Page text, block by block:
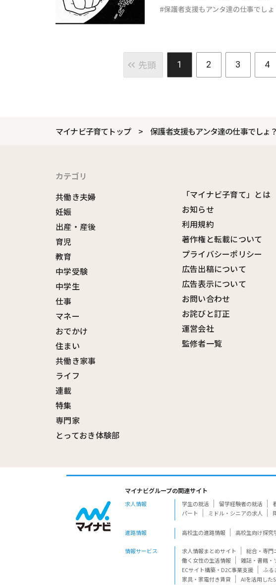
保護者支援もアンタ達の仕事でしょ
先頭 1 2 3 4
マイナビ子育てトップ 保護者支援もアンタ達の仕事でしょ？
カテゴリ
共働き夫婦
妊娠
出産・産後
育児
教育
中学受験
中学生
仕事
マネー
おでかけ
住まい
共働き家事
ライフ
連載
特集
専門家
とっておき体験部
「マイナビ子育て」とは
お知らせ
利用規約
著作権と転載について
プライバシーポリシー
広告出稿について
広告表示について
お問い合わせ
お詫びと訂正
運営会社
監修者一覧
マイナビグループの関連サイト
求人情報 学生の就活 留学経験者の就活
パート
ミドル・シニアの求人
進路情報 高校生の進路情報 高校生向け探究
情報サービス 求人情報まとめサイト 総合・専門
働く女性の生活情報
雑誌・書籍・
ECサイト構築・D2C事業支援
ふる
家具・家電付き賃貸
AIを活用した